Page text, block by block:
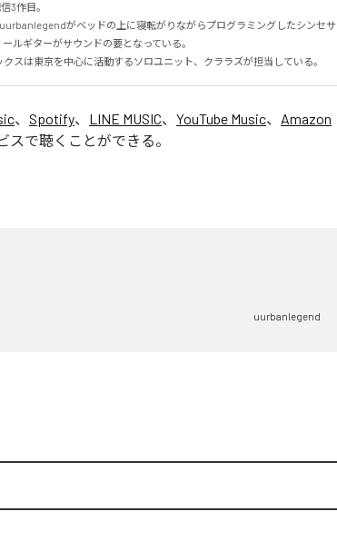
3作目。
がベッドの上に寝転がりながらプログラミングしたシンセサ
ルギターがサウンドの要となっている。
スは東京を中心に活動するソロユニット、クララズが担当している。
、 Spotify、 LINE MUSIC、 YouTube Music、 Amazon
スで聴くことができる。
uurbanlegend